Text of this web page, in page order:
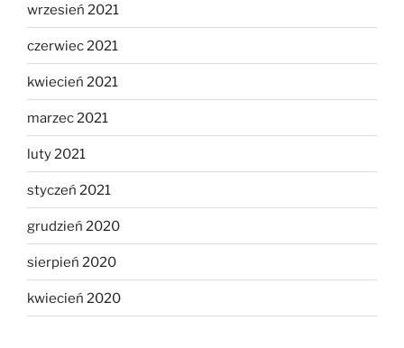
wrzesień 2021
czerwiec 2021
kwiecień 2021
marzec 2021
luty 2021
styczeń 2021
grudzień 2020
sierpień 2020
kwiecień 2020